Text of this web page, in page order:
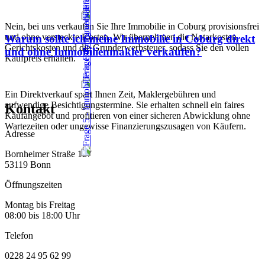
Nein, bei uns verkaufen Sie Ihre Immobilie in Coburg provisionsfrei
und ohne versteckte Kosten. Wir übernehmen die Notarkosten,
Gerichtskosten und die Grunderwerbsteuer, sodass Sie den vollen
Kaufpreis erhalten.
Warum sollte ich meine Immobilie in Coburg direkt
und ohne Immobilienmakler verkaufen?
Ein Direktverkauf spart Ihnen Zeit, Maklergebühren und
aufwendige Besichtigungstermine. Sie erhalten schnell ein faires
Kaufangebot und profitieren von einer sicheren Abwicklung ohne
Wartezeiten oder ungewisse Finanzierungszusagen von Käufern.
Kontakt
Adresse
Bornheimer Straße 127
53119 Bonn
Öffnungszeiten
Montag bis Freitag
08:00 bis 18:00 Uhr
Telefon
0228 24 95 62 99